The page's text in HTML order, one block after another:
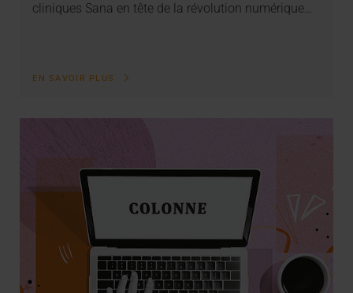
cliniques Sana en tête de la révolution numérique…
EN SAVOIR PLUS